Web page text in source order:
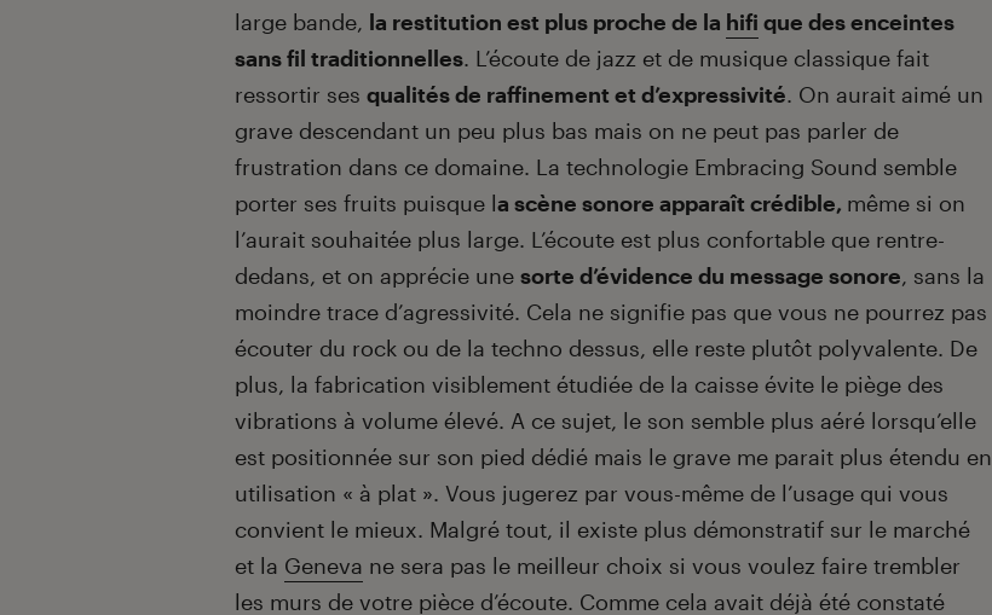
large bande, la restitution est plus proche de la hifi que des enceintes
sans fil traditionnelles. L’écoute de jazz et de musique classique fait
ressortir ses qualités de raffinement et d’expressivité. On aurait aimé un
grave descendant un peu plus bas mais on ne peut pas parler de
frustration dans ce domaine. La technologie Embracing Sound semble
porter ses fruits puisque la scène sonore apparaît crédible, même si on
l’aurait souhaitée plus large. L’écoute est plus confortable que rentre-
dedans, et on apprécie une sorte d’évidence du message sonore, sans la
moindre trace d’agressivité. Cela ne signifie pas que vous ne pourrez pas
écouter du rock ou de la techno dessus, elle reste plutôt polyvalente. De
plus, la fabrication visiblement étudiée de la caisse évite le piège des
vibrations à volume élevé. A ce sujet, le son semble plus aéré lorsqu’elle
est positionnée sur son pied dédié mais le grave me parait plus étendu en
utilisation « à plat ». Vous jugerez par vous-même de l’usage qui vous
convient le mieux. Malgré tout, il existe plus démonstratif sur le marché
et la Geneva ne sera pas le meilleur choix si vous voulez faire trembler
les murs de votre pièce d’écoute. Comme cela avait déjà été constaté